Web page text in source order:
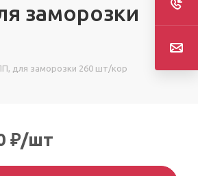
заморозки
для заморозки 260 шт/кор
₽/шт